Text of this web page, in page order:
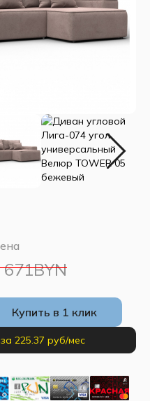
671BYN
Купить в 1 клик
225.37 руб/мес